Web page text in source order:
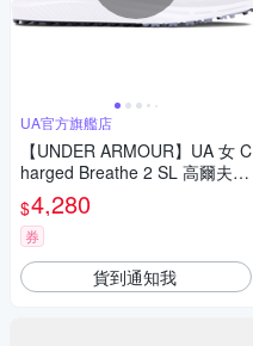
UA官方旗艦店
【UNDER ARMOUR】UA 女 C
harged Breathe 2 SL 高爾夫球
鞋_3026403-101
$4,280
券
貨到通知我